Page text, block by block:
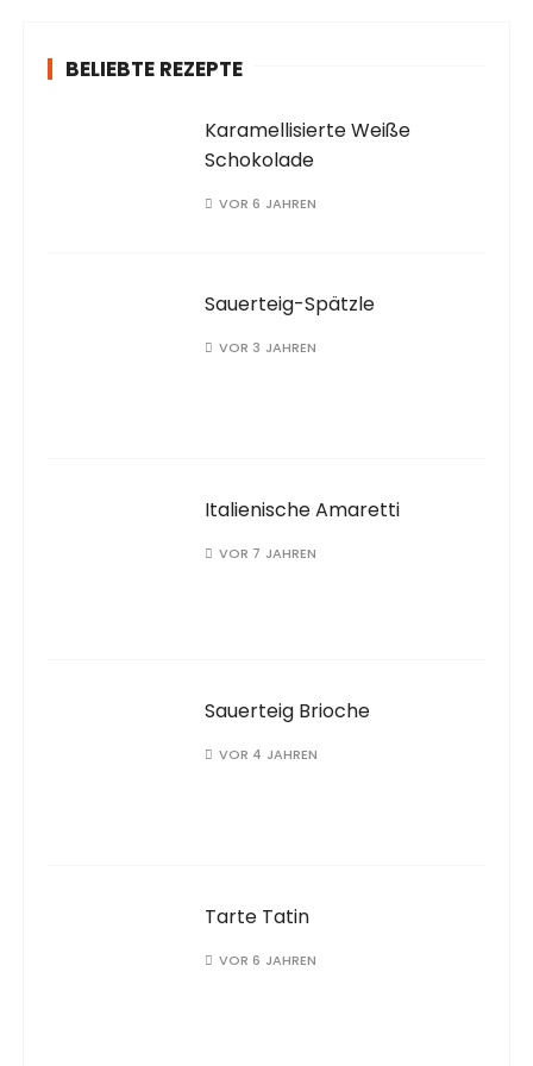
BELIEBTE REZEPTE
Karamellisierte Weiße
Schokolade
VOR 6 JAHREN
Sauerteig-Spätzle
VOR 3 JAHREN
Italienische Amaretti
VOR 7 JAHREN
Sauerteig Brioche
VOR 4 JAHREN
Tarte Tatin
VOR 6 JAHREN